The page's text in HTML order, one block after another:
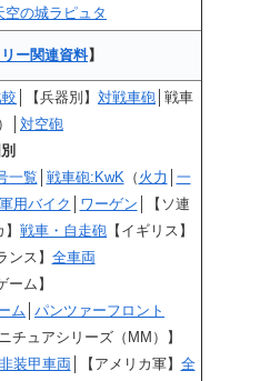
空の城ラピュタ
ー関連資料】
│【兵器別】 対戦車砲 │戦車
）│ 対空砲
一覧 戦車砲:KwK（ 火力
一
軍用バイク ワーゲン │【ソ連
戦車・自走砲 【イギリス】
ンス】 全車両
ーム】
ム パンツァーフロント
チュアシリーズ（MM）】
非装甲車両 │【アメリカ軍】 全